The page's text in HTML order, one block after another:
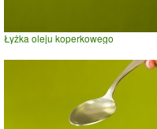
Łyżka oleju koperkowego